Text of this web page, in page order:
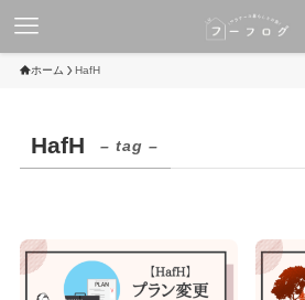
ホーム HafH
HafH – tag –